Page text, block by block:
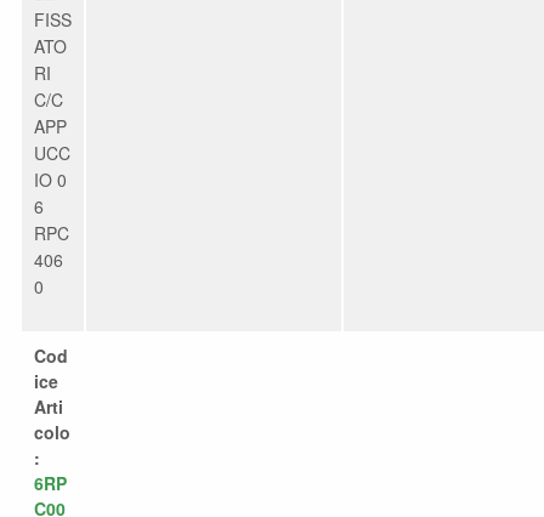
FISS
ATO
RI
C/C
APP
UCC
IO 0
6
RPC
406
0
Cod
ice
Arti
colo
:
6RP
C00